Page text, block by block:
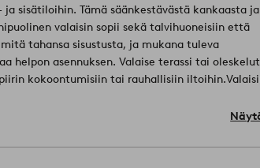
sisätiloihin. Tämä säänkestävästä kankaasta ja
valaisin sopii sekä talvihuoneisiin että
tahansa sisustusta, ja mukana tuleva
helpon asennuksen. Valaise terassi tai
kokoontumisiin tai rauhallisiin iltoihin.
tietyissä maissa vaaditaan erillinen
Runko: Teräs.